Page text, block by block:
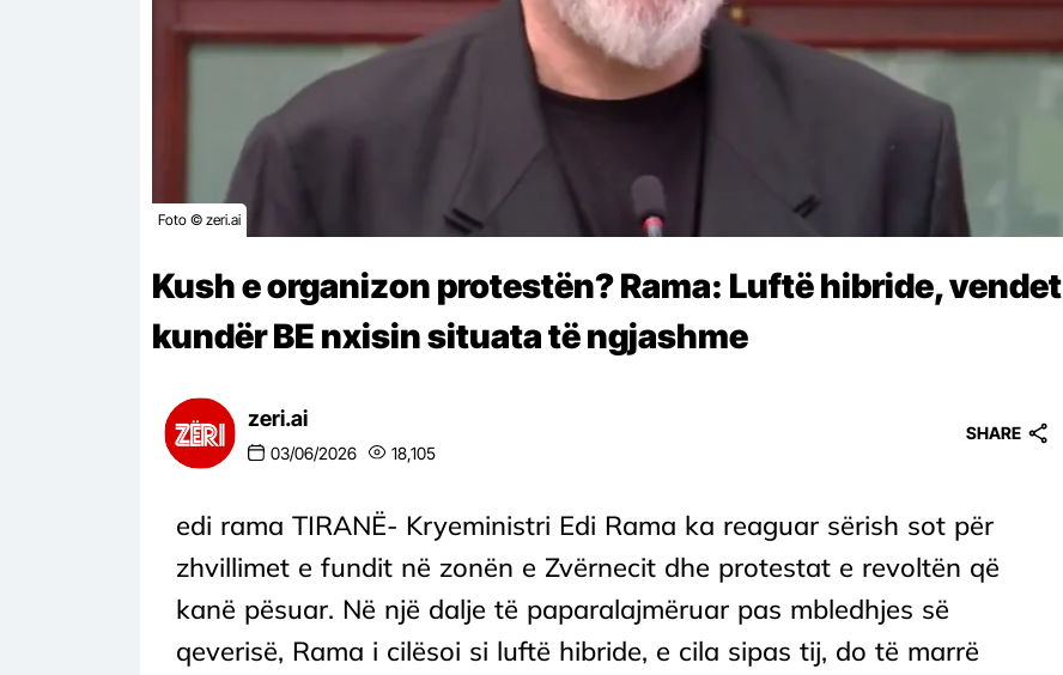
Foto © zeri.ai
Kush e organizon protestën? Rama: Luftë hibride, vendet
kundër BE nxisin situata të ngjashme
zeri.ai
03/06/2026 18,105
SHARE
edi rama TIRANË- Kryeministri Edi Rama ka reaguar sërish sot për
zhvillimet e fundit në zonën e Zvërnecit dhe protestat e revoltën që
kanë pësuar. Në një dalje të paparalajmëruar pas mbledhjes së
qeverisë, Rama i cilësoi si luftë hibride, e cila sipas tij, do të marrë